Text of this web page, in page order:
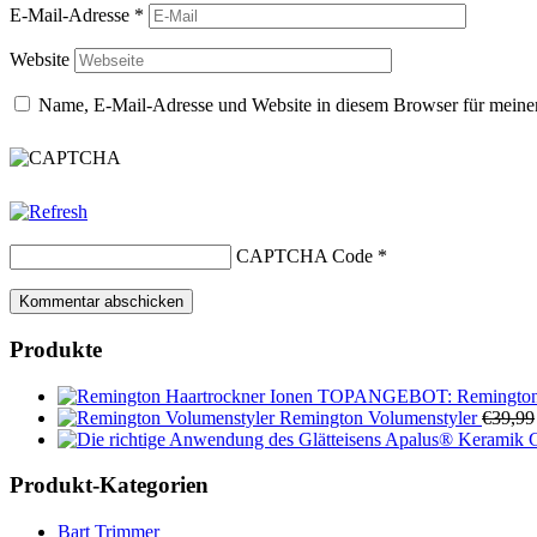
E-Mail-Adresse *
Website
Name, E-Mail-Adresse und Website in diesem Browser für
CAPTCHA Code *
Produkte
TOPANGEBOT:
Remington Volumenstyler €39,99
Apalus® Keramik
Produkt-Kategorien
Bart Trimmer